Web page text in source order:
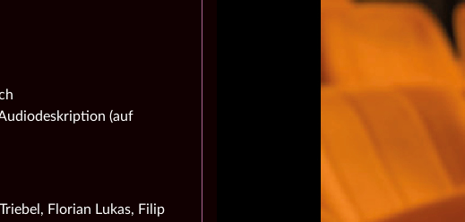
(auf
Florian Lukas, Filip